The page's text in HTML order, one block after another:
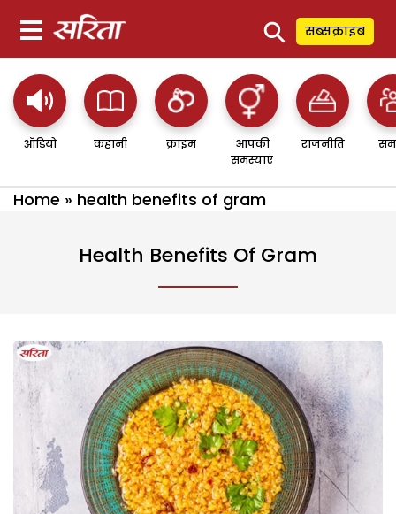
⚲ सब्सक्राइब
ऑडियो कहानी क्राइम
आपकी
समस्याएं
राजनीति
Home » health benefits of gram
Health Benefits Of Gram